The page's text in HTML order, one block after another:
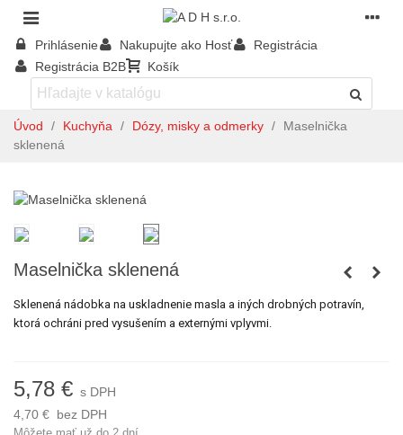
Prihlásenie Nakupujte ako Hosť
Registrácia
Registrácia B2B
Košík
Úvod / Kuchyňa / Dózy, misky a odmerky /
Maselnička
sklenená
Maselnička sklenená
Sklenená nádobka na uskladnenie masla a iných drobných potravín,
ktorá ochráni pred vysušením a externými vplyvmi.
5,78 € s DPH
4,70 € bez DPH